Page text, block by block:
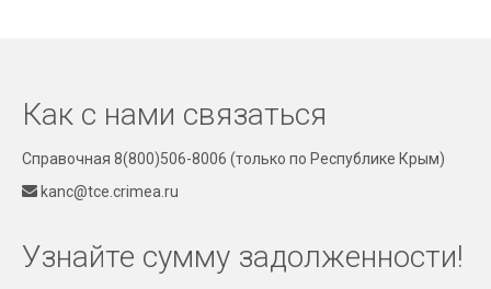
Как с нами связаться
Справочная 8(800)506-8006 (только по Республике Крым)
kanc@tce.crimea.ru
Узнайте сумму задолженности!